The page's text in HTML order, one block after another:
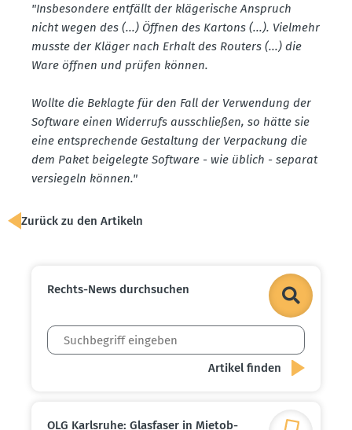
"Insbe­sondere entfällt der kläge­rische Anspruch
nicht wegen des (...) Öffnen des Kartons (...). Vielmehr
musste der Kläger nach Erhalt des Routers (...) die
Ware öffnen und prüfen können.
Wollte die Beklagte für den Fall der Verwendung der
Software einen Widerrufs ausschließen, so hätte sie
eine entspre­chende Gestaltung der Verpa­ckung die
dem Paket beige­legte Software - wie üblich - separat
versiegeln können."
Zurück zu den Artikeln
Rechts-News durch­suchen
OLG Karlsruhe: Glasfaser in Mietob­